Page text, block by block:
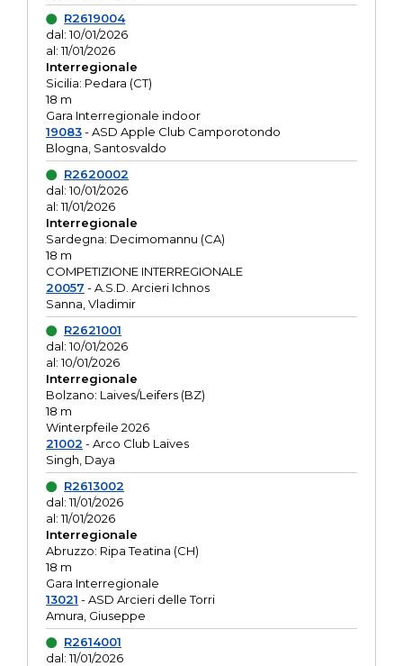
R2619004
dal: 10/01/2026
al: 11/01/2026
Interregionale
Sicilia: Pedara (CT)
18 m
Gara Interregionale indoor
19083- ASD Apple Club Camporotondo
Blogna, Santosvaldo
R2620002
dal: 10/01/2026
al: 11/01/2026
Interregionale
Sardegna: Decimomannu (CA)
18 m
COMPETIZIONE INTERREGIONALE
20057 - A.S.D. Arcieri Ichnos
Sanna, Vladimir
R2621001
dal: 10/01/2026
al: 10/01/2026
Interregionale
Bolzano: Laives/Leifers (BZ)
18 m
Winterpfeile 2026
21002 - Arco Club Laives
Singh, Daya
R2613002
dal: 11/01/2026
al: 11/01/2026
Interregionale
Abruzzo: Ripa Teatina (CH)
18 m
Gara Interregionale
13021 - ASD Arcieri delle Torri
Amura, Giuseppe
R2614001
dal: 11/01/2026